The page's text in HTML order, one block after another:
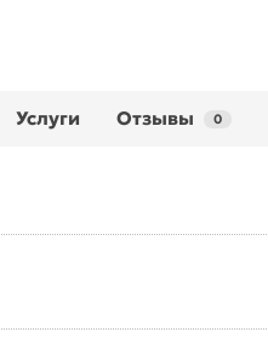
Услуги Отзывы 0